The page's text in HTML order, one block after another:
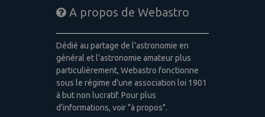
A propos de Webastro
Dédié au partage de l'astronomie en
général et l'astronomie amateur plus
particulièrement, Webastro fonctionne
sous le régime d'une association loi 1901
à but non lucratif. Pour plus
d'informations, voir "à propos".